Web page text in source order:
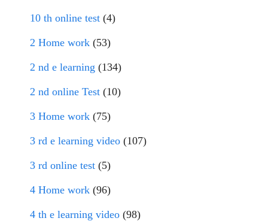
10 th online test (4)
2 Home work (53)
2 nd e learning (134)
2 nd online Test (10)
3 Home work (75)
3 rd e learning video (107)
3 rd online test (5)
4 Home work (96)
4 th e learning video (98)